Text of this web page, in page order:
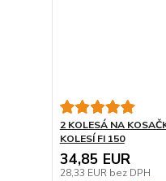
2 KOLESÁ NA
KOLESÍ FI 150
34,85 EUR
28,33 EUR bez DPH